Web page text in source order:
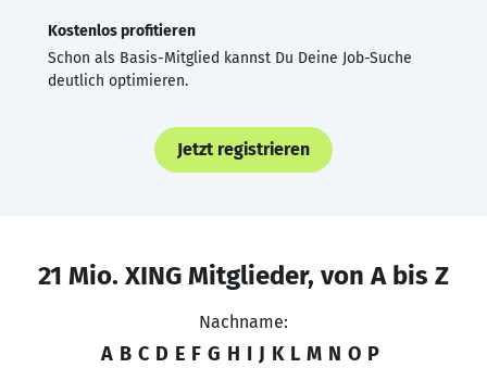
Kostenlos profitieren
Schon als Basis-Mitglied kannst Du Deine Job-Suche
deutlich optimieren.
Jetzt registrieren
21 Mio. XING Mitglieder, von A bis Z
Nachname:
A B C D E F G H I J K L M N O P